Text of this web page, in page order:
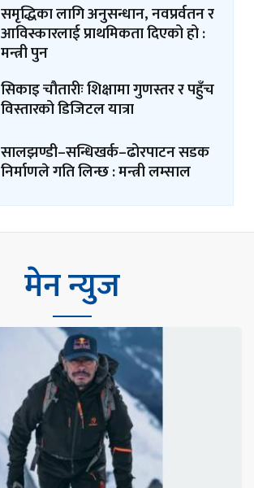
समृद्धिका लागि अनुसन्धान, नवप्रर्वतन र
आविस्कारलाई प्राथमिकता दिएको हो :
मन्त्री पुन
सिकाइ चौतारीः शिक्षामा गुणस्तर र पहुँच
विस्तारको डिजिटल यात्रा
सालझण्डी–सन्धिखर्क–ढोरपाटन सडक
निर्माणले गति लिन्छ : मन्त्री लम्साल
मेन न्युज